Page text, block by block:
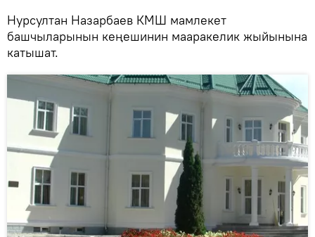
Нурсултан Назарбаев КМШ мамлекет
башчыларынын кеңешинин мааракелик жыйынына
катышат.